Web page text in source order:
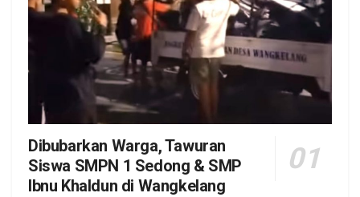
Dibubarkan Warga, Tawuran
Siswa SMPN 1 Sedong & SMP
Ibnu Khaldun di Wangkelang